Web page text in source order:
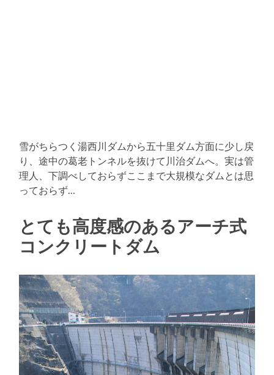
雪がちらつく湯西川ダムから五十里ダム方面に少し戻
り、途中の葛老トンネルを抜けて川治ダムへ。実は管
理人、下調べしておらずここまで大規模なダムとは思
っておらず…
とても高度感のあるアーチ式
コンクリートダム